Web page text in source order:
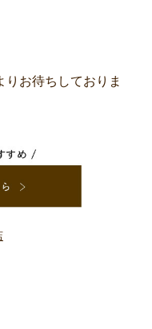
りお待ちしておりま